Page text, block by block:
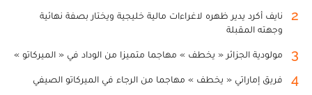
2
نايف أكرد يدير ظهره لاغراءات مالية خليجية ويختار بصفة نهائية
وجهته المقبلة
3 مولودية الجزائر « يخطف » مهاجما متميزا من الوداد في « الميركاتو »
4 فريق إماراتي « يخطف » مهاجما من الرجاء في الميركاتو الصيفي